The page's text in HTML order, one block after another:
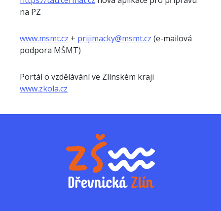
na PZ
www.msmt.cz + prijimacky@msmt.cz (e-mailová
podpora MŠMT)
Portál o vzdělávání ve Zlínském kraji
www.zkola.cz